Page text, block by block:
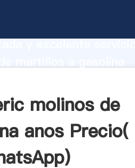
molinos de
anos Precio(
)